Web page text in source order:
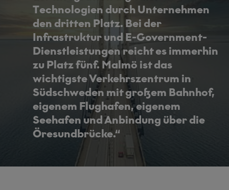
Technologien durch Unternehmen
den dritten Platz. Bei der
Infrastruktur und E-Government-
Dienstleistungen reicht es immerhin
zu Platz fünf. Malmö ist das
wichtigste Verkehrszentrum in
Südschweden mit großem Bahnhof,
eigenem Flughafen, eigenem
Seehafen und Anbindung über die
Öresundbrücke.